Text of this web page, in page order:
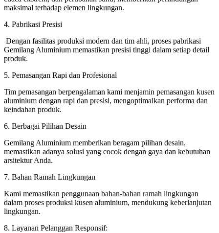
maksimal terhadap elemen lingkungan.
4. Pabrikasi Presisi
Dengan fasilitas produksi modern dan tim ahli, proses pabrikasi
Gemilang Aluminium memastikan presisi tinggi dalam setiap detail
produk.
5. Pemasangan Rapi dan Profesional
Tim pemasangan berpengalaman kami menjamin pemasangan kusen
aluminium dengan rapi dan presisi, mengoptimalkan performa dan
keindahan produk.
6. Berbagai Pilihan Desain
Gemilang Aluminium memberikan beragam pilihan desain,
memastikan adanya solusi yang cocok dengan gaya dan kebutuhan
arsitektur Anda.
7. Bahan Ramah Lingkungan
Kami memastikan penggunaan bahan-bahan ramah lingkungan
dalam proses produksi kusen aluminium, mendukung keberlanjutan
lingkungan.
8. Layanan Pelanggan Responsif: